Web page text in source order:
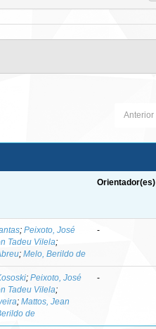
Anterior
Orientador(es)
;Peixoto, José
Tadeu Vilela;
;Melo, Berildo de
-
;Peixoto, José
Tadeu Vilela;
;Mattos, Jean
de
-